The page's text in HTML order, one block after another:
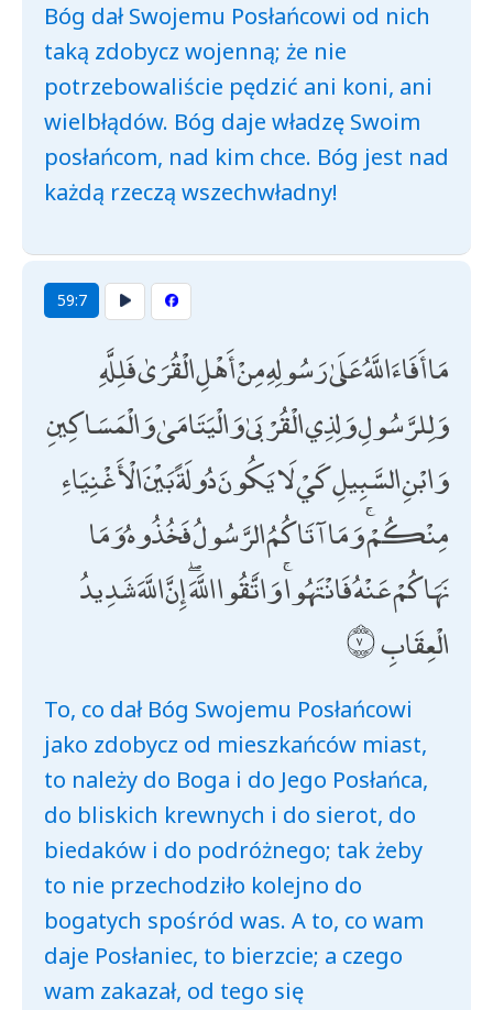
Bóg dał Swojemu Posłańcowi od nich
taką zdobycz wojenną; że nie
potrzebowaliście pędzić ani koni, ani
wielbłądów. Bóg daje władzę Swoim
posłańcom, nad kim chce. Bóg jest nad
każdą rzeczą wszechwładny!
59:7
مَا أَفَاءَ اللَّهُ عَلَىٰ رَسُولِهِ مِنْ أَهْلِ الْقُرَىٰ فَلِلَّهِ
وَلِلرَّسُولِ وَلِذِي الْقُرْبَىٰ وَالْيَتَامَىٰ وَالْمَسَاكِينِ
وَابْنِ السَّبِيلِ كَيْ لَا يَكُونَ دُولَةً بَيْنَ الْأَغْنِيَاءِ
مِنْكُمْ ۚ وَمَا آتَاكُمُ الرَّسُولُ فَخُذُوهُ وَمَا
نَهَاكُمْ عَنْهُ فَانْتَهُوا ۚ وَاتَّقُوا اللَّهَ ۖ إِنَّ اللَّهَ شَدِيدُ
الْعِقَابِ
To, co dał Bóg Swojemu Posłańcowi
jako zdobycz od mieszkańców miast,
to należy do Boga i do Jego Posłańca,
do bliskich krewnych i do sierot, do
biedaków i do podróżnego; tak żeby
to nie przechodziło kolejno do
bogatych spośród was. A to, co wam
daje Posłaniec, to bierzcie; a czego
wam zakazał, od tego się